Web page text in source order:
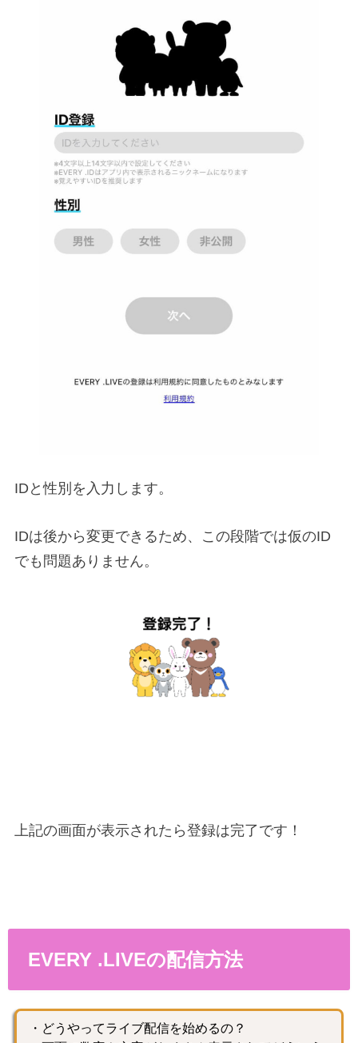
IDと性別を入力します。
IDは後から変更できるため、この段階では仮のID
でも問題ありません。
上記の画面が表示されたら登録は完了です！
EVERY .LIVEの配信方法
・どうやってライブ配信を始めるの？